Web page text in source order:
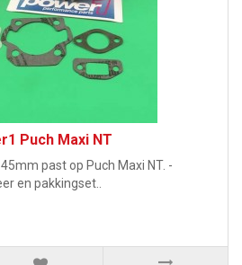
Puch Maxi NT
past op Puch Maxi NT. -
en pakkingset..